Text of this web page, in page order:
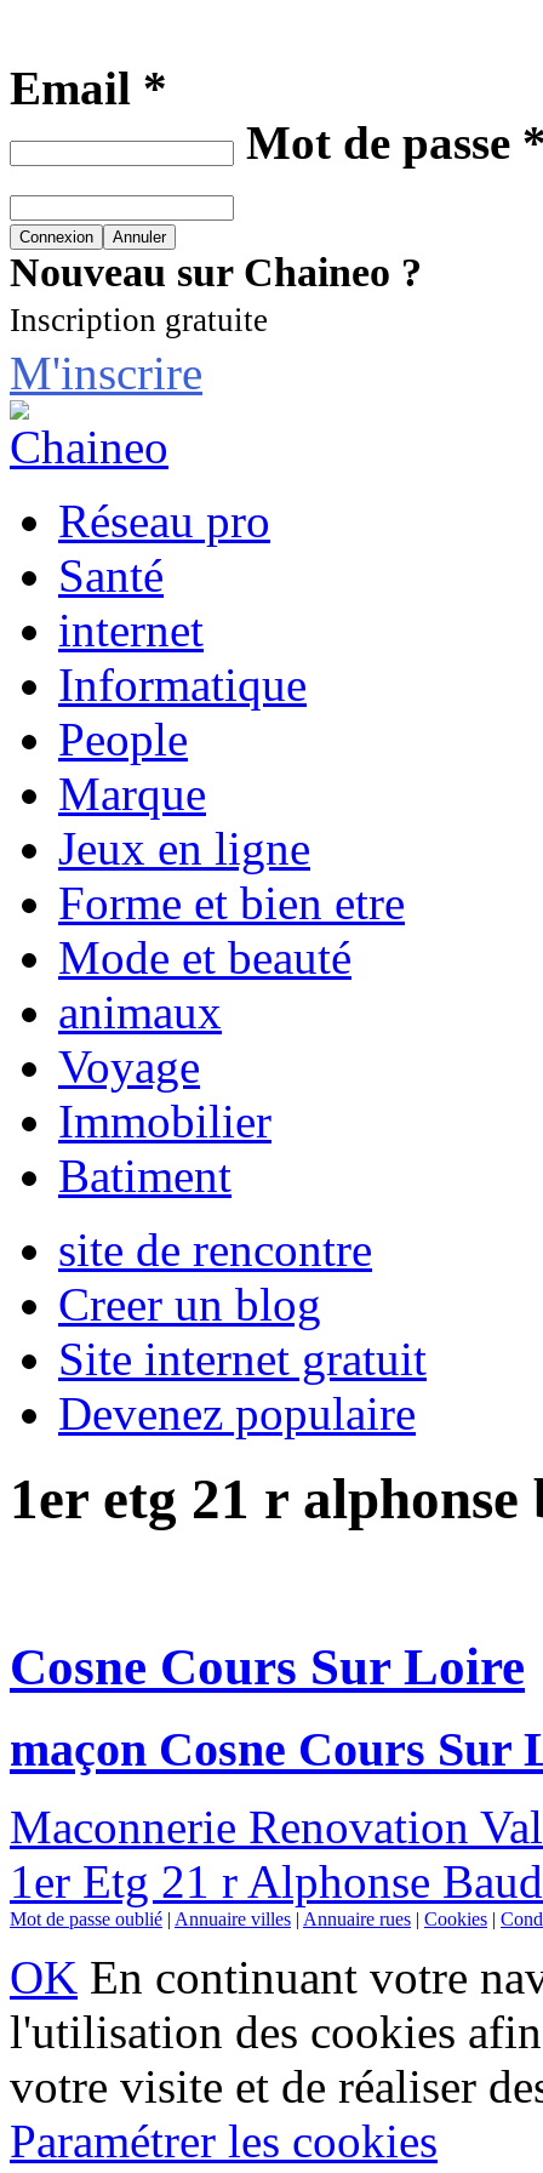
Email *
Mot de passe
Nouveau sur Chaineo ?
Inscription gratuite
M'inscrire
Réseau pro
Santé
internet
Informatique
People
Marque
Jeux en ligne
Forme et bien etre
Mode et beauté
animaux
Voyage
Immobilier
Batiment
site de rencontre
Creer un blog
Site internet gratuit
Devenez populaire
1er etg 21 r alphonse
Cosne Cours Sur Loire
maçon Cosne Cours Sur
Maconnerie Renovation
1er Etg 21 r Alphonse
Mot de passe oublié | Annuaire villes | Annuaire rues | Cookies |
OK En continuant votre
l'utilisation des cookies
votre visite et de réaliser
Paramétrer les cookies